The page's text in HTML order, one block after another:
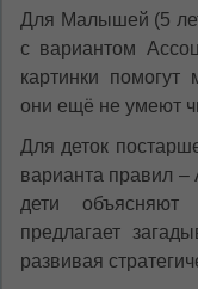
Для Малышей (5
с вариантом
картинки
они ещё не умеют
Для деток
варианта правил –
дети
предлагает
развивая